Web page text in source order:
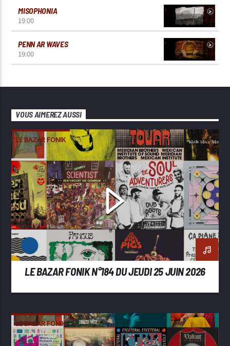
MISOPHONIA
19:00
PENN AR WAVES
19:00
VOUS AIMEREZ AUSSI
LE BAZAR FONIK
LE BAZAR FONIK N°184 DU JEUDI 25 JUIN 2026
LE BAZAR FONIK